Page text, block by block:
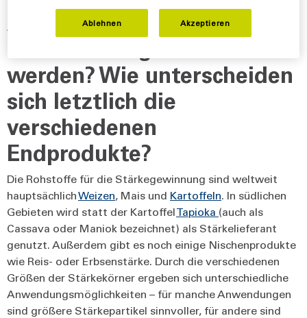
Aus welchen Lebensmitteln
werden? Wie unterscheiden
sich letztlich die
verschiedenen
Endprodukte?
Die Rohstoffe für die Stärkegewinnung sind weltweit
hauptsächlichWeizen, Mais und Kartoffeln. In südlichen
Gebieten wird statt der KartoffelTapioka (auch als
Cassava oder Maniok bezeichnet) als Stärkelieferant
genutzt. Außerdem gibt es noch einige Nischenprodukte
wie Reis- oder Erbsenstärke. Durch die verschiedenen
Größen der Stärkekörner ergeben sich unterschiedliche
Anwendungsmöglichkeiten – für manche Anwendungen
sind größere Stärkepartikel sinnvoller, für andere sind
Ablehnen Akzeptieren